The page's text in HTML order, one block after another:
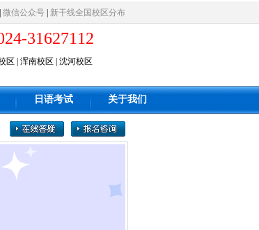
微信公众号 新干线全国校区分布
31627112
区 浑南校区
沈河校区
日语考试 关于我们